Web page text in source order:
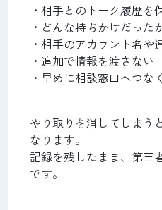
・相手とのトーク履歴を
・どんな持ちかけだった
・相手のアカウント名や
・追加で情報を渡さない
・早めに相談窓口へつな
やり取りを消してしまう
なります。
記録を残したまま、第三
です。